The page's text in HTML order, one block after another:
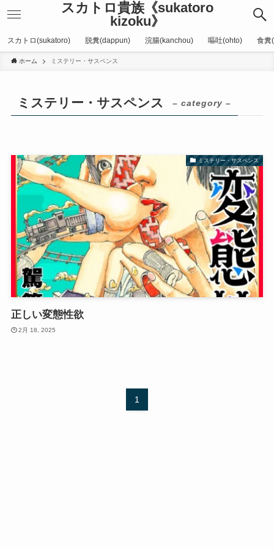
スカトロ貴族《sukatoro
kizoku》
スカトロ(sukatoro) 脱糞(dappun) 浣腸(kanchou) 嘔吐(ohto) 食糞
ホーム ミステリー・サスペンス
ミステリー・サスペンス – category –
ミステリー・サスペンス
正しい変態性欲
2月 18, 2025
1